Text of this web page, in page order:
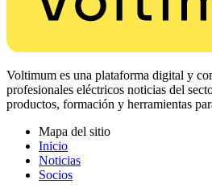
Voltimum es una plataforma digital y
profesionales eléctricos noticias del
productos, formación y herramientas
Mapa del sitio
Inicio
Noticias
Socios